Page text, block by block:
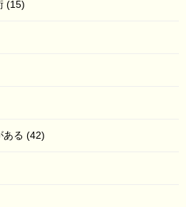
(15)
ある (42)